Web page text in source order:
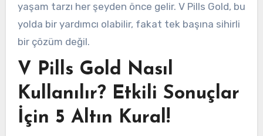
yaşam tarzı her şeyden önce gelir. V Pills Gold, bu
yolda bir yardımcı olabilir, fakat tek başına sihirli
bir çözüm değil.
V Pills Gold Nasıl
Kullanılır? Etkili Sonuçlar
İçin 5 Altın Kural!